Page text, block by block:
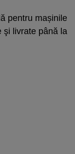
pentru mașinile
şi livrate până la